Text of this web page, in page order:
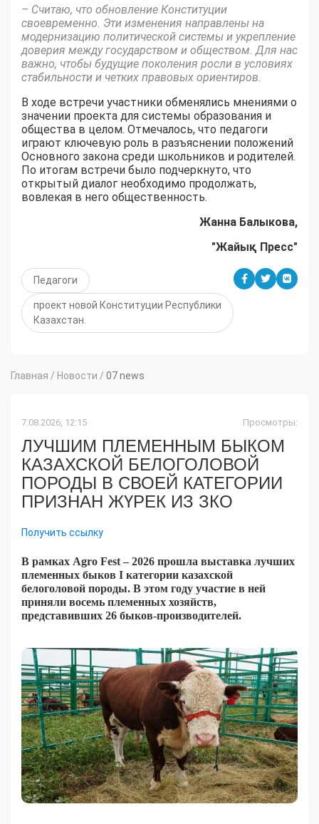
– Считаю, что обновление Конституции
своевременно. Эти изменения направлены на
модернизацию политической системы и укрепление
доверия между государством и обществом. Для нас
важно, чтобы будущие поколения росли в условиях
стабильности и четких правовых ориентиров.
В ходе встречи участники обменялись мнениями о
значении проекта для системы образования и
общества в целом. Отмечалось, что педагоги
играют ключевую роль в разъяснении положений
Основного закона среди школьников и родителей.
По итогам встречи было подчеркнуто, что
открытый диалог необходимо продолжать,
вовлекая в него общественность.
Жанна Балыкова,
"Жайық Пресс"
Педагоги
проект новой Конституции Республики
Казахстан.
Главная / Новости / 07 news
7.08.2026, 12:15 Просмотры:
ЛУЧШИМ ПЛЕМЕННЫМ БЫКОМ
КАЗАХСКОЙ БЕЛОГОЛОВОЙ
ПОРОДЫ В СВОЕЙ КАТЕГОРИИ
ПРИЗНАН ЖҮРЕК ИЗ ЗКО
Получить ссылку
В рамках Agro Fest – 2026 прошла выставка лучших
племенных быков I категории казахской
белоголовой породы. В этом году участие в ней
приняли восемь племенных хозяйств,
представивших 26 быков-производителей.